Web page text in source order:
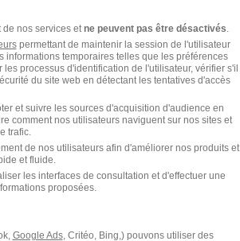
H/F
€ / mois 24 mois
nos services et ne peuvent pas être désactivés
permettant de maintenir la session de l'utilisateur
informations temporaires telles que les préférences
processus d'identification de l'utilisateur, vérifier s'il
du site web en détectant les tentatives d'accès
et suivre les sources d'acquisition d'audience en
comment nos utilisateurs naviguent sur nos sites et
trafic.
de nos utilisateurs afin d'améliorer nos produits et
et fluide.
les interfaces de consultation et d'effectuer une
proposées.
Google Ads, Critéo, Bing,) pouvons utiliser des